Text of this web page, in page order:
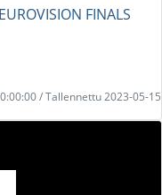
FINALS
/ Tallennettu 2023-05-15